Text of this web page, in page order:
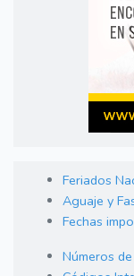
Feriados
Aguaje y
Fechas
Números